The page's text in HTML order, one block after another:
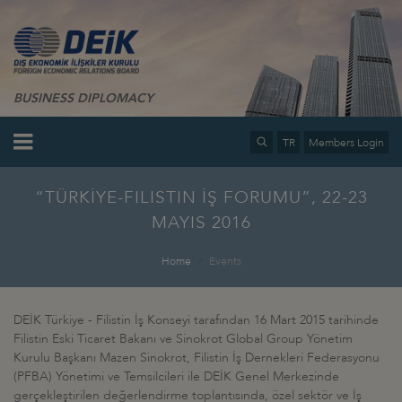
BUSINESS DIPLOMACY
TR Members Login
“TÜRKİYE-FILISTIN İŞ FORUMU”, 22-23
MAYIS 2016
Home Events
DEİK Türkiye - Filistin İş Konseyi tarafından 16 Mart 2015 tarihinde
Filistin Eski Ticaret Bakanı ve Sinokrot Global Group Yönetim
Kurulu Başkanı Mazen Sinokrot, Filistin İş Dernekleri Federasyonu
(PFBA) Yönetimi ve Temsilcileri ile DEİK Genel Merkezinde
gerçekleştirilen değerlendirme toplantısında, özel sektör ve İş